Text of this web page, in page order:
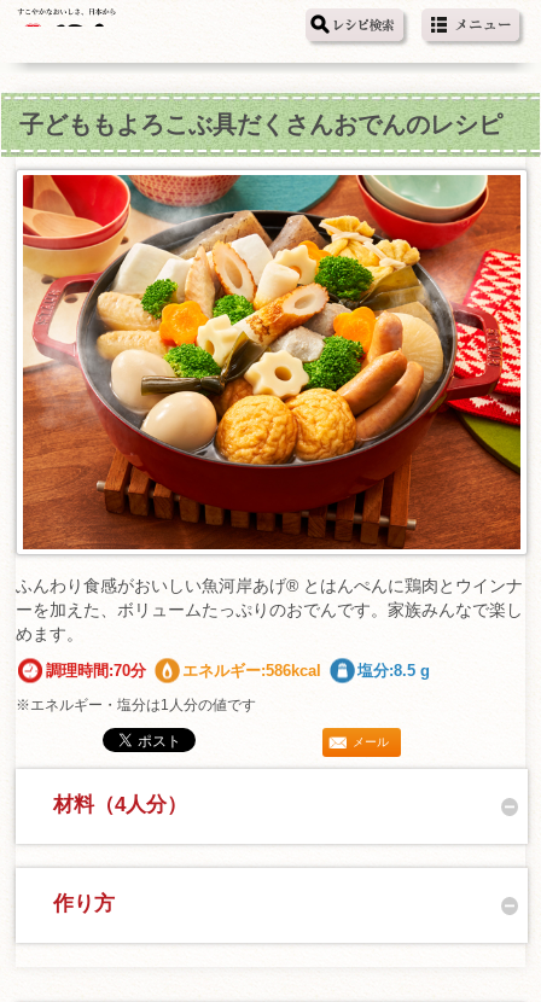
子どももよろこぶ具だくさんおでんのレシピ
ふんわり食感がおいしい魚河岸あげ® とはんぺんに鶏肉とウインナ
ーを加えた、ボリュームたっぷりのおでんです。家族みんなで楽し
めます。
調理時間:70分 エネルギー:586kcal 塩分:8.5 g
※エネルギー・塩分は1人分の値です
メール
材料（4人分）
作り方